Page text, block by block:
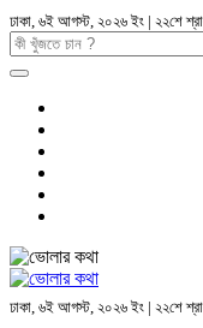
ঢাকা, ৬ই আগস্ট, ২০২৬ ইং | ২২শে
ঢাকা, ৬ই আগস্ট, ২০২৬ ইং | ২২শে